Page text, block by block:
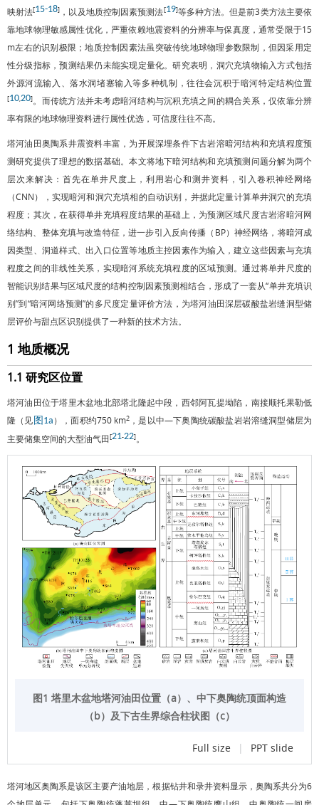
映射法[15-18] ，以及地质控制因素预测法[19]等多种方法。但是前3类方法主要依
靠地球物理敏感属性优化，严重依赖地震资料的分辨率与保真度，通常受限于15
m左右的识别极限；地质控制因素法虽突破传统地球物理参数限制，但因采用定
性分级指标，预测结果仍未能实现定量化。研究表明，洞穴充填物输入方式包括
外源河流输入、落水洞堵塞输入等多种机制，往往会沉积于暗河特定结构位置
[10,20]。而传统方法并未考虑暗河结构与沉积充填之间的耦合关系，仅依靠分辨
率有限的地球物理资料进行属性优选，可信度往往不高。
塔河油田奥陶系井震资料丰富，为开展深埋条件下古岩溶暗河结构和充填程度预
测研究提供了理想的数据基础。本文将地下暗河结构和充填预测问题分解为两个
层次来解决：首先在单井尺度上，利用岩心和测井资料，引入卷积神经网络
（CNN），实现暗河和洞穴充填相的自动识别，并据此定量计算单井洞穴的充填
程度；其次，在获得单井充填程度结果的基础上，为预测区域尺度古岩溶暗河网
络结构、整体充填与改造特征，进一步引入反向传播（BP）神经网络，将暗河成
因类型、洞道样式、出入口位置等地质主控因素作为输入，建立这些因素与充填
程度之间的非线性关系，实现暗河系统充填程度的区域预测。通过将单井尺度的
智能识别结果与区域尺度的结构控制因素预测相结合，形成了一套从“单井充填识
别”到“暗河网络预测”的多尺度定量评价方法，为塔河油田深层碳酸盐岩缝洞型储
层评价与甜点区识别提供了一种新的技术方法。
1 地质概况
1.1 研究区位置
塔河油田位于塔里木盆地北部塔北隆起中段，西邻阿瓦提坳陷，南接顺托果勒低
隆（见 图1a ），面积约750 km2 ，是以中—下奥陶统碳酸盐岩岩溶缝洞型储层为
主要储集空间的大型油气田[21-22]。
图1 塔里木盆地塔河油田位置（a）、中下奥陶统顶面构造
（b）及下古生界综合柱状图（c）
Full size | PPT slide
塔河地区奥陶系是该区主要产油地层，根据钻井和录井资料显示，奥陶系共分为6